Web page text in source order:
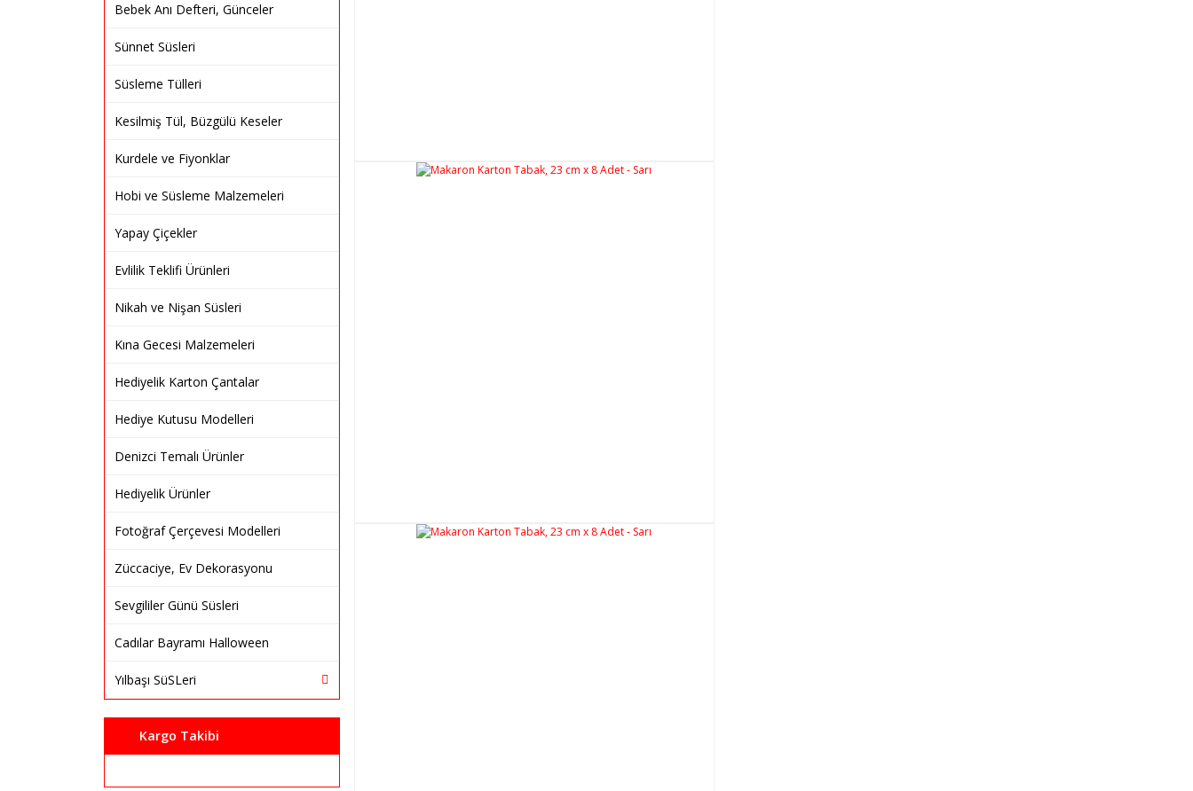
Bebek Anı Defteri, Günceler
Sünnet Süsleri
Süsleme Tülleri
Kesilmiş Tül, Büzgülü Keseler
Kurdele ve Fiyonklar
Hobi ve Süsleme Malzemeleri
Yapay Çiçekler
Evlilik Teklifi Ürünleri
Nikah ve Nişan Süsleri
Kına Gecesi Malzemeleri
Hediyelik Karton Çantalar
Hediye Kutusu Modelleri
Denizci Temalı Ürünler
Hediyelik Ürünler
Fotoğraf Çerçevesi Modelleri
Züccaciye, Ev Dekorasyonu
Sevgililer Günü Süsleri
Cadılar Bayramı Halloween
Yılbaşı SüSLeri
Kargo Takibi